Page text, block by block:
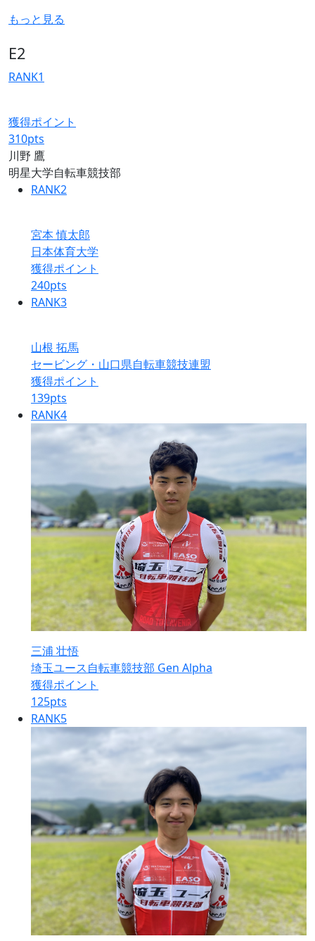
もっと見る
E2
RANK1
獲得ポイント
310pts
川野 鷹
明星大学自転車競技部
RANK2
宮本 慎太郎
日本体育大学
獲得ポイント
240pts
RANK3
山根 拓馬
セービング・山口県自転車競技連盟
獲得ポイント
139pts
RANK4
三浦 壮悟
埼玉ユース自転車競技部 Gen Alpha
獲得ポイント
125pts
RANK5